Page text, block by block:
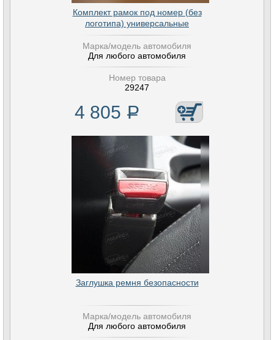
Комплект рамок под номер (без
логотипа) универсальные
Марка/модель автомобиля
Для любого автомобиля
Номер товара
29247
4 805 Р
Заглушка ремня безопасности
Марка/модель автомобиля
Для любого автомобиля